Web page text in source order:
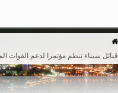
قبائل سيناء تنظم مؤتمرا لدعم القوات